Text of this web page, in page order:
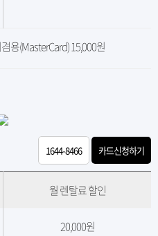
용(MasterCard) 15,000원
1644-8466 카드신청하기
월 렌탈료 할인
20,000원